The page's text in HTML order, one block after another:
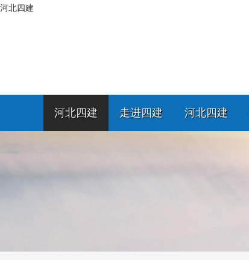
河北四建
河北四建 走进四建 河北四建